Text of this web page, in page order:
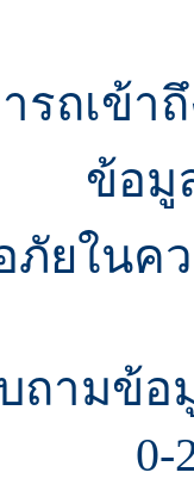
รถเข้า
ข้อมู
ภัยในค
ามข้อ
0-